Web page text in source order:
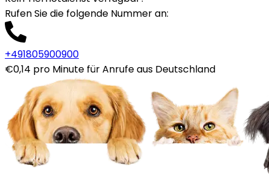
Rufen Sie die folgende Nummer an:
+491805900900
€0,14 pro Minute für Anrufe aus Deutschland